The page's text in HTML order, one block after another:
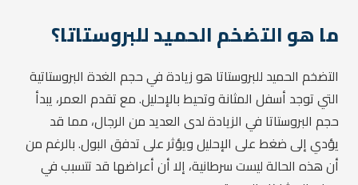
ما هو التضخم الحميد للبروستاتا؟
التضخم الحميد للبروستاتا هو زيادة في حجم الغدة البروستاتية
التي توجد أسفل المثانة وتحيط بالإحليل. مع تقدم العمر، يبدأ
حجم البروستاتا في الزيادة لدى العديد من الرجال، مما قد
يؤدي إلى ضغط على الإحليل ويؤثر على تدفق البول. بالرغم من
أن هذه الحالة ليست سرطانية، إلا أن أعراضها قد تتسبب في